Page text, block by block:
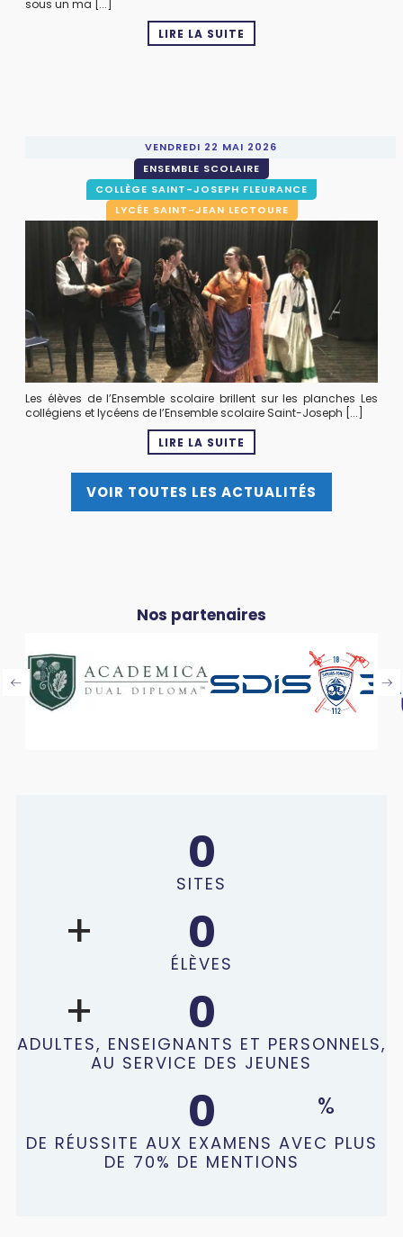
sous un ma [...]
LIRE LA SUITE
VENDREDI 22 MAI 2026
COLLÈGE SAINT-JOSEPH FLEURANCE
ENSEMBLE SCOLAIRE
LYCÉE SAINT-JEAN LECTOURE
Les élèves de l’Ensemble scolaire brillent sur les planches Les
collégiens et lycéens de l’Ensemble scolaire Saint-Joseph [...]
LIRE LA SUITE
VOIR TOUTES LES ACTUALITÉS
Nos partenaires
0
SITES
0
ÉLÈVES
0
ADULTES, ENSEIGNANTS ET PERSONNELS,
AU SERVICE DES JEUNES
0
DE RÉUSSITE AUX EXAMENS AVEC PLUS
DE 70% DE MENTIONS